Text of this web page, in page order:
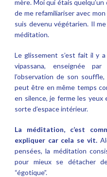
mère. Moi qui étais quelqu’un
de me refamiliariser avec
suis devenu végétarien. Il
méditation.
Le glissement s’est fait il y
vipassana, enseignée
l’observation de son
peut être en même temps
en silence, je ferme les
sorte d’espace intérieur.
La méditation, c’est
expliquer car cela se vit.
pensées, la méditation
pour mieux se détacher
“égotique”.